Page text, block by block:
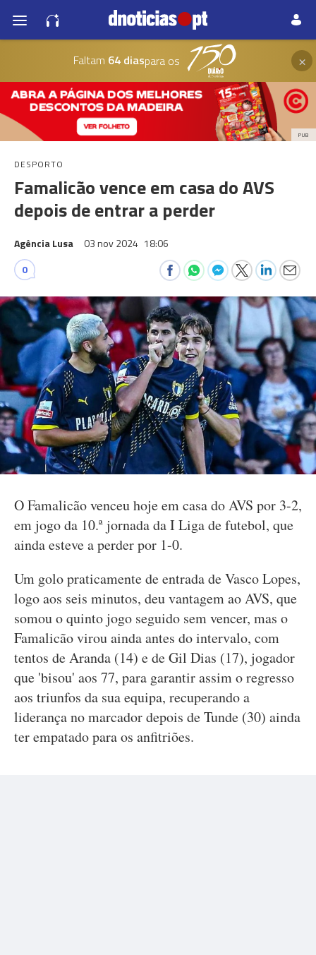
Faltam 64 diaspara os ×
PUB
DESPORTO
Famalicão vence em casa do AVS
depois de entrar a perder
Agência Lusa 03 nov 2024 18:06
0
O Famalicão venceu hoje em casa do AVS por 3-2,
em jogo da 10.ª jornada da I Liga de futebol, que
ainda esteve a perder por 1-0.
Um golo praticamente de entrada de Vasco Lopes,
logo aos seis minutos, deu vantagem ao AVS, que
somou o quinto jogo seguido sem vencer, mas o
Famalicão virou ainda antes do intervalo, com
tentos de Aranda (14) e de Gil Dias (17), jogador
que 'bisou' aos 77, para garantir assim o regresso
aos triunfos da sua equipa, recuperando a
liderança no marcador depois de Tunde (30) ainda
ter empatado para os anfitriões.